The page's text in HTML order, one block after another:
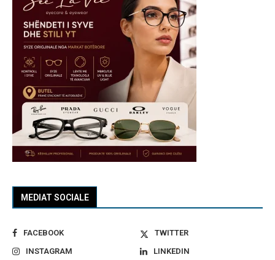
MEDIAT SOCIALE
FACEBOOK
TWITTER
INSTAGRAM
LINKEDIN